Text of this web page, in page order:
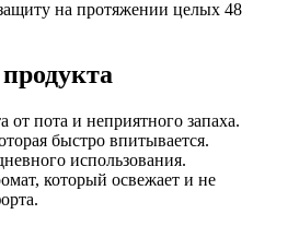
на протяжении целых 48
от пота и неприятного запаха.
быстро впитывается.
использования.
который освежает и не